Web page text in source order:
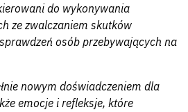
do wykonywania
ze zwalczaniem skutków
osób przebywających na
nowym doświadczeniem dla
emocje i refleksje, które